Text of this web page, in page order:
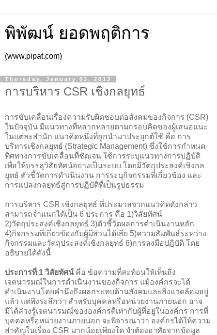
พิพัฒน์ ยอดพฤติการ
(www.pipat.com)
Thursday, January 03, 2013
การบริหาร CSR เชิงกลยุทธ์
การขับเคลื่อนเรื่องความรับผิดชอบต่อสังคมของกิจการ (CSR)
ในปัจจุบัน มีแนวทางที่หลากหลายตามกรอบคิดของผู้เสนอแนะ
ในแต่ละสำนัก แนวคิดหนึ่งที่ถูกนำมาประยุกต์ใช้ คือ การ
บริหารเชิงกลยุทธ์ (Strategic Management) ซึ่งใช้การกำหนด
ทิศทางการขับเคลื่อนที่ชัดเจน ใช้การระบุแนวทางการปฏิบัติ
เพื่อให้บรรลุวิสัยทัศน์อย่างเป็นระบบ โดยมีวัตถุประสงค์เชิงกล
ยุทธ์ ตัวชี้วัดการดำเนินงาน การระบุกิจกรรมที่เกี่ยวข้อง และ
การแปลงกลยุทธ์สู่การปฏิบัติที่เป็นรูปธรรม
การบริหาร CSR เชิงกลยุทธ์ ที่ประมวลจากแนวคิดดังกล่าว
สามารถจำแนกได้เป็น 6 ประการ คือ 1)วิสัยทัศน์
2)วัตถุประสงค์เชิงกลยุทธ์ 3)ตัวชี้วัดผลการดำเนินงานหลัก
4)กิจกรรมที่เกี่ยวข้องกับผู้มีส่วนได้เสีย 5)ความสัมพันธ์ระหว่าง
กิจกรรมและวัตถุประสงค์เชิงกลยุทธ์ 6)การลงมือปฏิบัติ โดย
อธิบายได้ดังนี้
ประการที่ 1 วิสัยทัศน์ คือ ข้อความที่สะท้อนให้เห็นถึง
เจตนารมณ์ในการดำเนินงานของกิจการ แม้องค์กรจะได้
ดำเนินงานโดยคำนึงถึงผลกระทบด้านสังคมและสิ่งแวดล้อมอยู่
แล้ว แต่พึงระลึกว่า สำหรับบุคคลหรือหน่วยงานภายนอก อาจ
มิได้ล่วงรู้เจตนารมณ์ขององค์กรดีเท่ากับผู้ที่อยู่ในองค์กร การที่
บุคคลหรือหน่วยงานภายนอก จะพิจารณาว่า องค์กรได้ให้ความ
สำคัญในเรื่อง CSR มากน้อยเพียงใด จำต้องอาศัยจากข้อมูล